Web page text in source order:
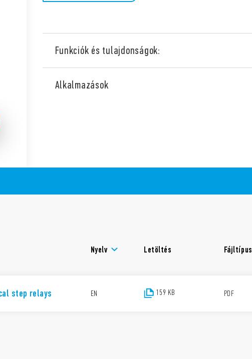
Funkciók és tulajdonságok:
(impulzus) relék a tekercs és az érintkezők között galvanikus
Kadmiummentes érintkezőanyag
Alkalmazások
Nyelv Letöltés Fájltípus
step relays EN 159 KB PDF